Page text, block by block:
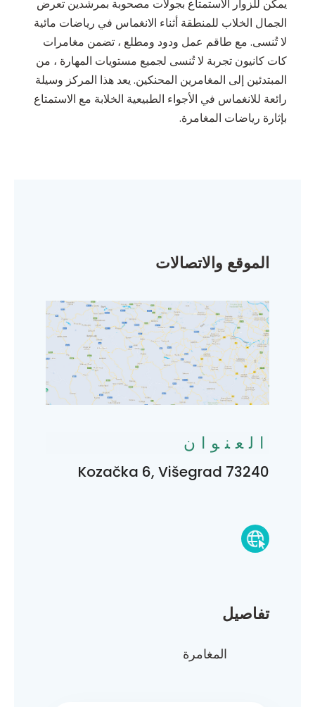
يمكن للزوار الاستمتاع بجولات مصحوبة بمرشدين تعرض
الجمال الخلاب للمنطقة أثناء الانغماس في رياضات مائية
لا تُنسى. مع طاقم عمل ودود ومطلع ، تضمن مغامرات
كات كانيون تجربة لا تُنسى لجميع مستويات المهارة ، من
المبتدئين إلى المغامرين المحنكين. يعد هذا المركز وسيلة
رائعة للانغماس في الأجواء الطبيعية الخلابة مع الاستمتاع
بإثارة رياضات المغامرة.
تفاصيل
المغامرة
الموقع والاتصالات
العنوان
Kozačka 6, Višegrad 73240